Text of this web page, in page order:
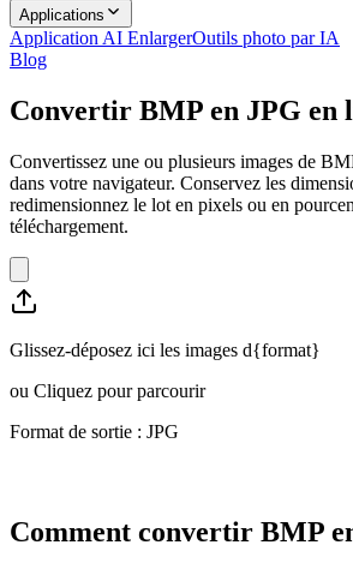
Applications
Application AI EnlargerOutils photo par IA
Blog
Convertir BMP en JPG en
Convertissez une ou plusieurs images de
dans votre navigateur. Conservez les
redimensionnez le lot en pixels ou en
téléchargement.
Glissez-déposez ici les images d{format}
ou Cliquez pour parcourir
Format de sortie : JPG
Comment convertir BMP